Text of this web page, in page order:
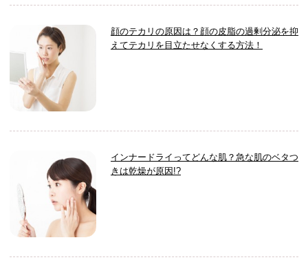
顔のテカリの原因は？顔の皮脂の過剰分泌を抑
えてテカリを目立たせなくする方法！
インナードライってどんな肌？急な肌のベタつ
きは乾燥が原因!?